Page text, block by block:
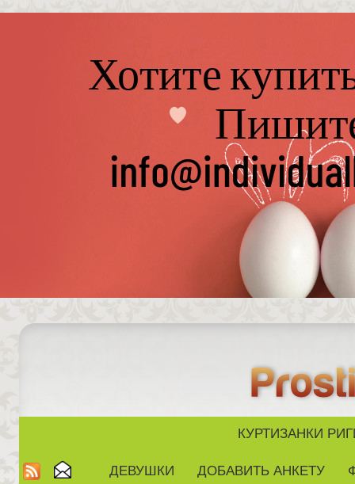
КУРТИЗАНКИ
ДЕВУШКИ ДОБАВИТЬ АНКЕТУ